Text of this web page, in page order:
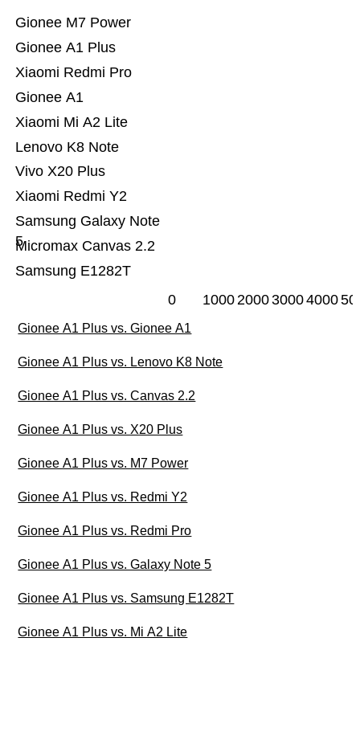
Samsung E1282T
Micromax Canvas 2.2
Samsung Galaxy Note
5
Xiaomi Redmi Y2
Vivo X20 Plus
Lenovo K8 Note
Xiaomi Mi A2 Lite
Gionee A1
Xiaomi Redmi Pro
Gionee A1 Plus
Gionee M7 Power
0 1000200030004000
Gionee A1 Plus vs. Gionee A1
Gionee A1 Plus vs. Lenovo K8 Note
Gionee A1 Plus vs. Canvas 2.2
Gionee A1 Plus vs. X20 Plus
Gionee A1 Plus vs. M7 Power
Gionee A1 Plus vs. Redmi Y2
Gionee A1 Plus vs. Redmi Pro
Gionee A1 Plus vs. Galaxy Note 5
Gionee A1 Plus vs. Samsung E1282T
Gionee A1 Plus vs. Mi A2 Lite